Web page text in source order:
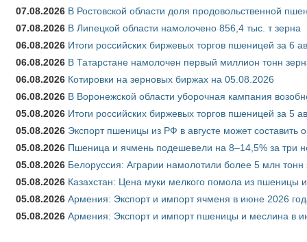
07.08.2026 В Ростовской области доля продовольственной
07.08.2026 В Липецкой области намолочено 856,4 тыс. т зерна
06.08.2026 Итоги российских биржевых торгов пшеницей за 6
06.08.2026 В Татарстане намолочен первый миллион тонн
06.08.2026 Котировки на зерновых биржах на 05.08.2026
06.08.2026 В Воронежской области уборочная кампания
05.08.2026 Итоги российских биржевых торгов пшеницей за 5
05.08.2026 Экспорт пшеницы из РФ в августе может составить
05.08.2026 Пшеница и ячмень подешевели на 8–14,5% за три
05.08.2026 Белоруссия: Аграрии намолотили более 5 млн тонн
05.08.2026 Казахстан: Цена муки мелкого помола из пшеницы
05.08.2026 Армения: Экспорт и импорт ячменя в июне 2026
05.08.2026 Армения: Экспорт и импорт пшеницы и меслина в